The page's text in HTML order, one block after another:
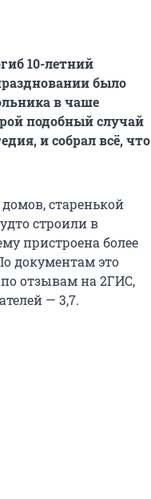
10-летний
было
в чаше
подобный случай
и собрал всё, что
старенькой
строили в
пристроена более
документам это
отзывам на 2ГИС,
— 3,7.